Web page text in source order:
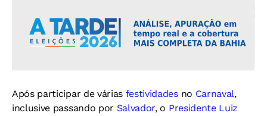
Após participar de várias festividadesno Carnaval,
inclusive passando por Salvador, o Presidente Luiz